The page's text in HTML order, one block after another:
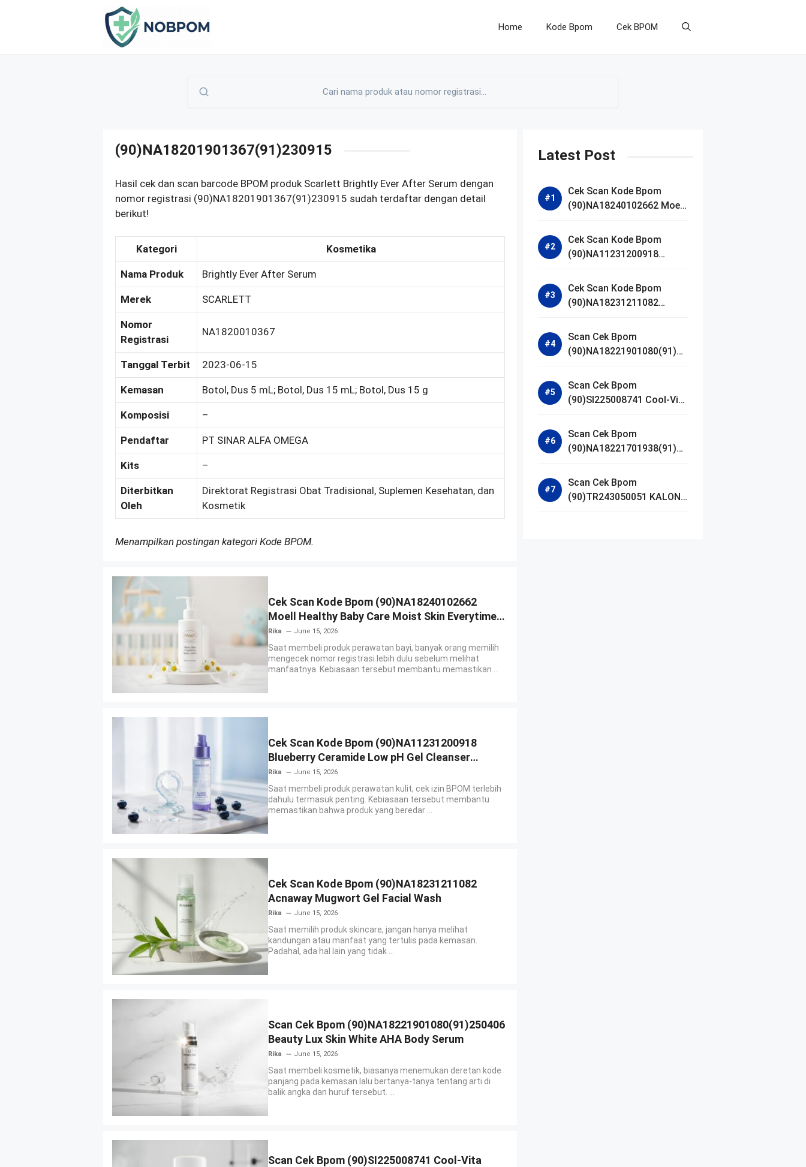
Home Kode Bpom Cek BPOM
(90)NA18201901367(91)230915
Hasil cek dan scan barcode BPOM produk Scarlett Brightly Ever After Serum dengan
nomor registrasi (90)NA18201901367(91)230915 sudah terdaftar dengan detail
berikut!
Kategori Kosmetika
Nama Produk Brightly Ever After Serum
Merek SCARLETT
Nomor
Registrasi
NA1820010367
Tanggal Terbit 2023-06-15
Kemasan Botol, Dus 5 mL; Botol, Dus 15 mL; Botol, Dus 15 g
Komposisi –
Pendaftar PT SINAR ALFA OMEGA
Kits –
Diterbitkan
Oleh
Direktorat Registrasi Obat Tradisional, Suplemen Kesehatan, dan
Kosmetik
Menampilkan postingan kategori Kode BPOM.
Cek Scan Kode Bpom (90)NA18240102662
Moell Healthy Baby Care Moist Skin Everytime
Body Lotion
Rika June 15, 2026
Saat membeli produk perawatan bayi, banyak orang memilih
mengecek nomor registrasi lebih dulu sebelum melihat
manfaatnya. Kebiasaan tersebut membantu memastikan ...
Cek Scan Kode Bpom (90)NA11231200918
Blueberry Ceramide Low pH Gel Cleanser
GLAD2GLOW
Rika June 15, 2026
Saat membeli produk perawatan kulit, cek izin BPOM terlebih
dahulu termasuk penting. Kebiasaan tersebut membantu
memastikan bahwa produk yang beredar ...
Cek Scan Kode Bpom (90)NA18231211082
Acnaway Mugwort Gel Facial Wash
Rika June 15, 2026
Saat memilih produk skincare, jangan hanya melihat
kandungan atau manfaat yang tertulis pada kemasan.
Padahal, ada hal lain yang tidak ...
Scan Cek Bpom (90)NA18221901080(91)250406
Beauty Lux Skin White AHA Body Serum
Rika June 15, 2026
Saat membeli kosmetik, biasanya menemukan deretan kode
panjang pada kemasan lalu bertanya-tanya tentang arti di
balik angka dan huruf tersebut. ...
Scan Cek Bpom (90)SI225008741 Cool-Vita
Latest Post
Cek Scan Kode Bpom
(90)NA18240102662 Moell
Skin Everytime Body
Lotion
Cek Scan Kode Bpom
(90)NA11231200918
Gel Cleanser GLAD2GLOW
Cek Scan Kode Bpom
(90)NA18231211082
Facial Wash
Scan Cek Bpom
(90)NA18221901080(91)25
White AHA Body Serum
Scan Cek Bpom
(90)SI225008741 Cool-Vita
Tablets
Scan Cek Bpom
(90)NA18221701938(91)25
Acne Sunscreen
Moisturiser SPF 35
Scan Cek Bpom
(90)TR243050051 KALON